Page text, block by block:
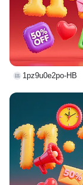
1pz9u0e2po-HB